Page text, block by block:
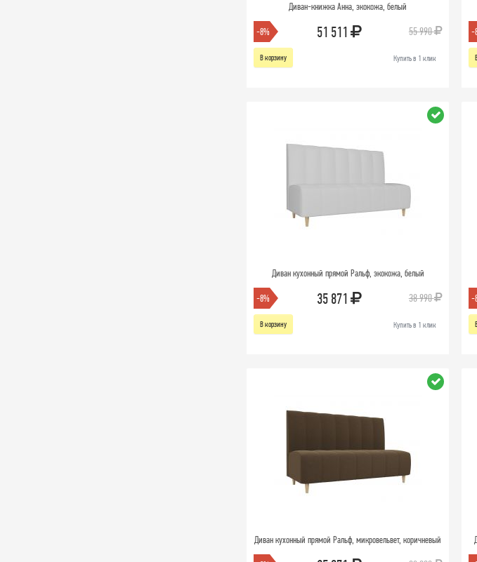
Диван-книжка Анна, экокожа, белый
-8% 51 511 55 990
В корзину Купить в 1 клик
-
Диван кухонный прямой Ральф, экокожа, белый
-8% 35 871 38 990
В корзину Купить в 1 клик
-
Диван кухонный прямой Ральф, микровельвет, коричневый